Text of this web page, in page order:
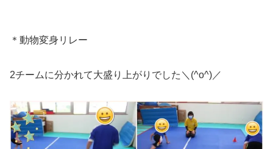
＊動物変身リレー
2チームに分かれて大盛り上がりでした＼(^o^)／